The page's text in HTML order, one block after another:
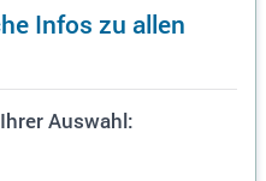
Infos zu allen
Auswahl: